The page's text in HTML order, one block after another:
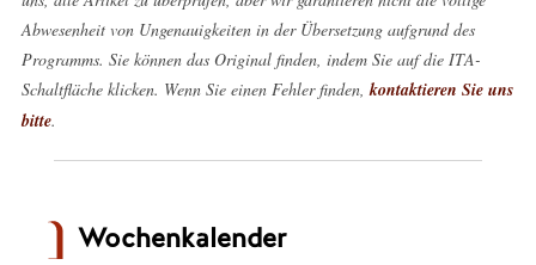
Abwesenheit von Ungenauigkeiten in der Übersetzung aufgrund des
Programms. Sie können das Original finden, indem Sie auf die ITA-
Schaltfläche klicken. Wenn Sie einen Fehler finden, kontaktieren Sie uns
bitte.
Wochenkalender